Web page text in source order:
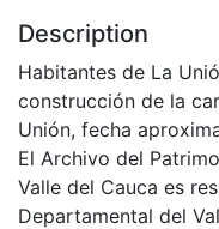
Description
Habitantes de La
construcción de la
Unión, fecha
El Archivo del
Valle del Cauca es
Departamental del